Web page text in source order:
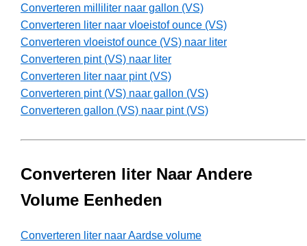
Converteren milliliter naar gallon (VS)
Converteren liter naar vloeistof ounce (VS)
Converteren vloeistof ounce (VS) naar liter
Converteren pint (VS) naar liter
Converteren liter naar pint (VS)
Converteren pint (VS) naar gallon (VS)
Converteren gallon (VS) naar pint (VS)
Converteren liter Naar Andere
Volume Eenheden
Converteren liter naar Aardse volume